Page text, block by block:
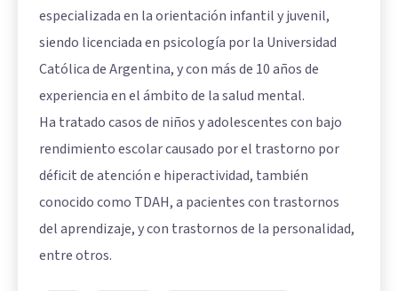
especializada en la orientación infantil y juvenil,
siendo licenciada en psicología por la Universidad
Católica de Argentina, y con más de 10 años de
experiencia en el ámbito de la salud mental.
Ha tratado casos de niños y adolescentes con bajo
rendimiento escolar causado por el trastorno por
déficit de atención e hiperactividad, también
conocido como TDAH, a pacientes con trastornos
del aprendizaje, y con trastornos de la personalidad,
entre otros.